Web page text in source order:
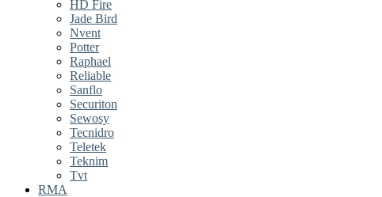
HD Fire
Jade Bird
Nvent
Potter
Raphael
Reliable
Sanflo
Securiton
Sewosy
Tecnidro
Teletek
Teknim
Tvt
RMA